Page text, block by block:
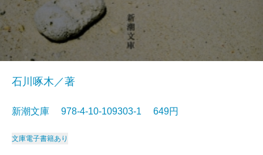
石川啄木／著
新潮文庫 978-4-10-109303-1 649円
文庫電子書籍あり